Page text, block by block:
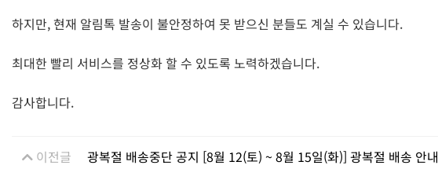
하지만, 현재 알림톡 발송이 불안정하여 못 받으신 분들도 계실 수 있습니다.
최대한 빨리 서비스를 정상화 할 수 있도록 노력하겠습니다.
감사합니다.
이전글 광복절 배송중단 공지 [8월 12(토) ~ 8월 15일(화)] 광복절 배송 안내